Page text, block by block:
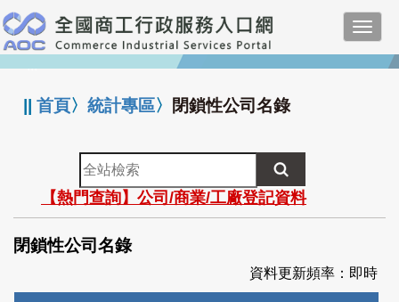
跳
到
主
要
:::
||首頁〉統計專區〉 閉鎖性公司名錄
全
站
檢
索
【熱門查詢】公司/商業/工廠登記資料
閉鎖性公司名錄
資料更新頻率：即時